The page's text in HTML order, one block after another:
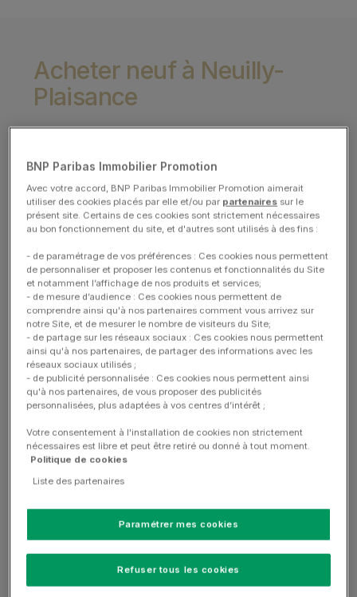
Acheter neuf à Neuilly-
Plaisance
Description
L’avenue Maréchal Foch se trouve à deux pas de la
mairie. Des établissements scolaires et des
de vie confortable. Les bords de la Marne sont
accessibles à pied, ainsi que le Parc des Coteaux
d’Avron, le lac des Primevères et le stade municipal.
La nature proche de...
Lire la suite
Card image
Image
BNP Paribas Immobilier Promotion
Avec votre accord, BNP Paribas Immobilier Promotion aimerait
utiliser des cookies placés par elle et/ou par partenaires sur le
présent site. Certains de ces cookies sont strictement nécessaires
au bon fonctionnement du site, et d'autres sont utilisés à des fins :
- de paramétrage de vos préférences : Ces cookies nous permettent
de personnaliser et proposer les contenus et fonctionnalités du Site
et notamment l’affichage de nos produits et services;
- de mesure d’audience : Ces cookies nous permettent de
comprendre ainsi qu'à nos partenaires comment vous arrivez sur
notre Site, et de mesurer le nombre de visiteurs du Site;
- de partage sur les réseaux sociaux : Ces cookies nous permettent
ainsi qu'à nos partenaires, de partager des informations avec les
réseaux sociaux utilisés ;
- de publicité personnalisée : Ces cookies nous permettent ainsi
qu'à nos partenaires, de vous proposer des publicités
personnalisées, plus adaptées à vos centres d’intérêt ;
Votre consentement à l'installation de cookies non strictement
nécessaires est libre et peut être retiré ou donné à tout moment.
Politique de cookies
Liste des partenaires
Paramétrer mes cookies
Refuser tous les cookies